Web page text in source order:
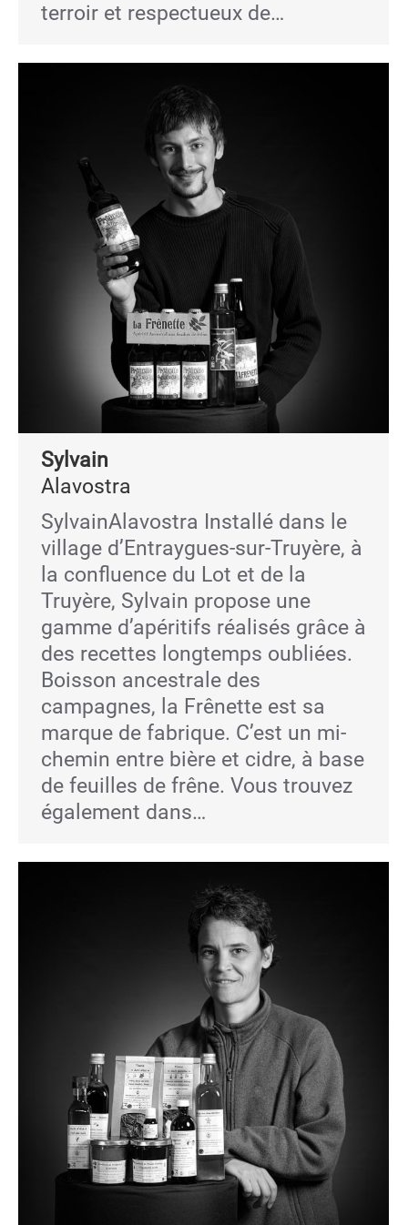
terroir et respectueux de…
Sylvain
Alavostra
SylvainAlavostra Installé dans le
village d’Entraygues-sur-Truyère, à
la confluence du Lot et de la
Truyère, Sylvain propose une
gamme d’apéritifs réalisés grâce à
des recettes longtemps oubliées.
Boisson ancestrale des
campagnes, la Frênette est sa
marque de fabrique. C’est un mi-
chemin entre bière et cidre, à base
de feuilles de frêne. Vous trouvez
également dans…